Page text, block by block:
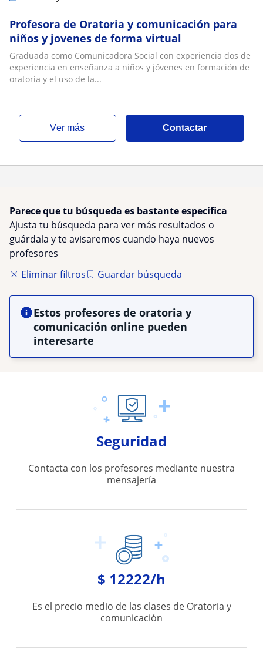
Profesora de Oratoria y comunicación para
niños y jovenes de forma virtual
Graduada como Comunicadora Social con experiencia dos de
experiencia en enseñanza a niños y jóvenes en formación de
oratoria y el uso de la...
ver más Contactar
Parece que tu búsqueda es bastante especifica
Ajusta tu búsqueda para ver más resultados o
guárdala y te avisaremos cuando haya nuevos
profesores
Eliminar filtros
Guardar búsqueda
Estos profesores de oratoria y
comunicación online pueden
interesarte
Seguridad
Contacta con los profesores mediante nuestra
mensajería
$ 12222/h
Es el precio medio de las clases de Oratoria y
comunicación